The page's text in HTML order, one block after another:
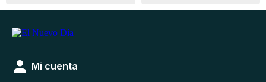
Mi cuenta